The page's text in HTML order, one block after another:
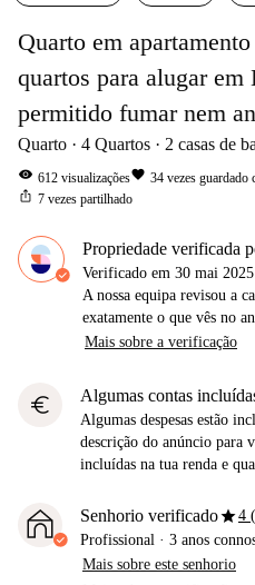
Quarto em
quartos para alugar em
permitido fumar nem
Quarto 4 Quartos 2 casas de
visibility 612 visualizaçõesfavorite 34 vezes guardado
ios_share 7 vezes partilhado
Propriedade verificada
Verificado em 30 mai 2025
A nossa equipa revisou a
exatamente o que vês no
Mais sobre a verificação
euro Algumas contas
Algumas despesas estão
descrição do anúncio para
incluídas na tua renda e
Senhorio verificadostar4
Profissional · 3 anos
Mais sobre este senhorio